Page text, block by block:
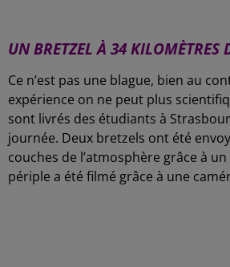
UN BRETZEL À 34 KILOMÈTRES
Ce n’est pas une blague, bien au
expérience on ne peut plus
sont livrés des étudiants à
journée. Deux bretzels ont été
couches de l’atmosphère grâce à
périple a été filmé grâce à une